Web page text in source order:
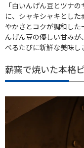
「白いんげん豆とツナ
に、シャキシャキとし
やかさとコクが調和し
んげん豆の優しい甘みが
べるたびに新鮮な美味し
薪窯で焼いた本格